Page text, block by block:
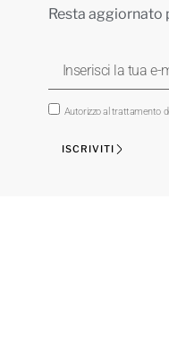
Resta aggiornato
Autorizzo al trattamento
ISCRIVITI